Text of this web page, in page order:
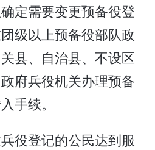
定需要变更预备役登
级以上预备役部队政
县、自治县、不设区
府兵役机关办理预备
手续。
役登记的公民达到服